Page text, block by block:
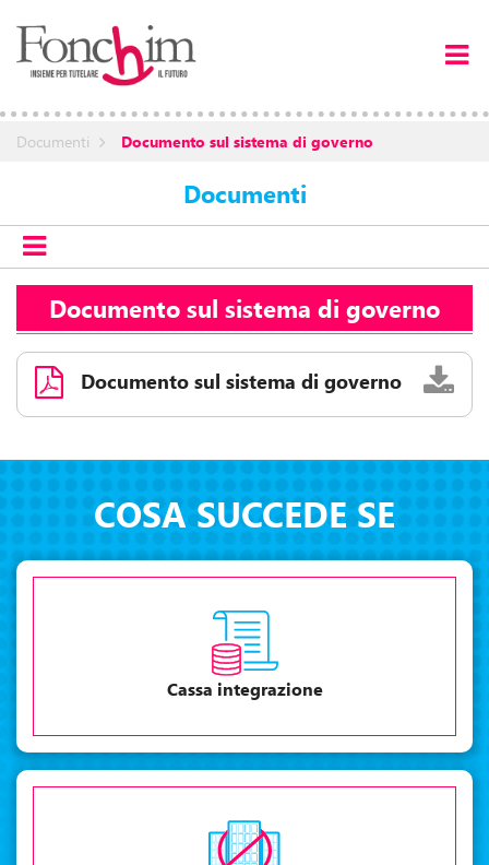
Documenti Documento sul sistema di governo
Documenti
Documento sul sistema di governo
Documento sul sistema di governo
COSA SUCCEDE SE
Cassa integrazione